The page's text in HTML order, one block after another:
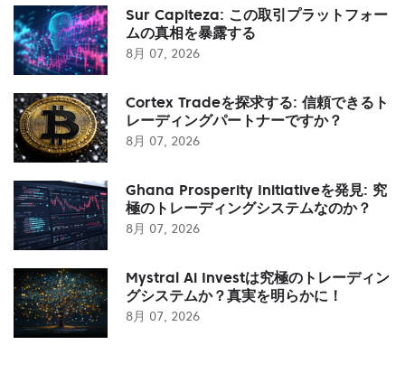
Sur Capiteza: この取引プラットフォー
ムの真相を暴露する
8月 07, 2026
Cortex Tradeを探求する: 信頼できるト
レーディングパートナーですか？
8月 07, 2026
Ghana Prosperity Initiativeを発見: 究
極のトレーディングシステムなのか？
8月 07, 2026
Mystral Ai Investは究極のトレーディン
グシステムか？真実を明らかに！
8月 07, 2026